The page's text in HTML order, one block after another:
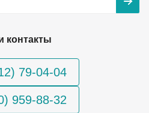
контакты
79-04-04
959-88-32